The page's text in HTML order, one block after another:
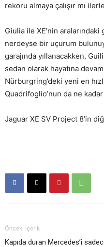
rekoru almaya çalışır mı
Giulia ile XE’nin
nerdeyse bir uçurum
garajında yıllanacakken,
sedan olarak hayatına
Nürburgring’deki yeni en
Quadrifoglio’nun da ne
Jaguar XE SV Project 8’in
Önceki İçerik
Kapıda duran Mercedes’i